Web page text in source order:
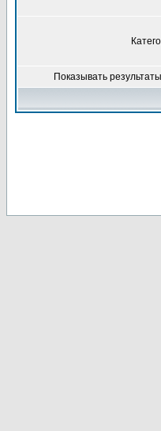
Показывать